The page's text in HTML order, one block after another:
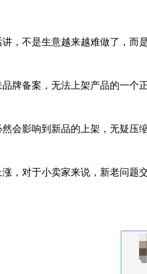
，不是生意越来越难做了，而
牌备案，无法上架产品的一个正
会影响到新品的上架，无疑压
，对于小卖家来说，新老问题